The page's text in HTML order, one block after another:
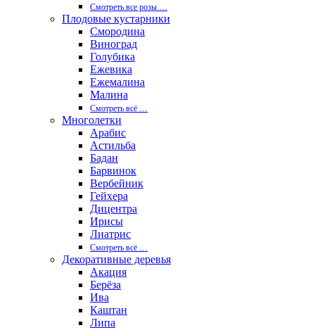
Смотреть все розы …
Плодовые кустарники
Смородина
Виноград
Голубика
Ежевика
Ежемалина
Малина
Смотреть вcё …
Многолетки
Арабис
Астильба
Бадан
Барвинок
Вербейник
Гейхера
Дицентра
Ирисы
Лиатрис
Смотреть вcё …
Декоративные деревья
Акация
Берёза
Ива
Каштан
Липа